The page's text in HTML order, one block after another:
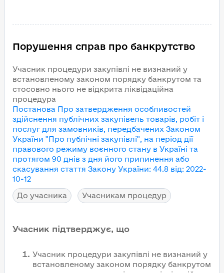
Порушення справ про банкрутство
Учасник процедури закупівлі не визнаний у
встановленому законом порядку банкрутом та
стосовно нього не відкрита ліквідаційна
процедура
Постанова Про затвердження особливостей
здійснення публічних закупівель товарів, робіт і
послуг для замовників, передбачених Законом
України "Про публічні закупівлі", на період дії
правового режиму воєнного стану в Україні та
протягом 90 днів з дня його припинення або
скасування стаття Закону України: 44.8 від: 2022-
10-12
До учасника
Учасникам процедур
Учасник підтверджує, що
Учасник процедури закупівлі не визнаний у
встановленому законом порядку банкрутом